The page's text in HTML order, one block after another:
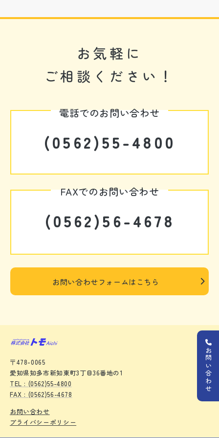
お気軽に
ご相談ください！
電話でのお問い合わせ
(0562)55-4800
FAXでのお問い合わせ
(0562)56-4678
お問い合わせフォームはこちら
お問い合わせ
〒478-0065
愛知県知多市新知東町3丁目36番地の1
TEL : (0562)55-4800
FAX : (0562)56-4678
お問い合わせ
プライバシーポリシー